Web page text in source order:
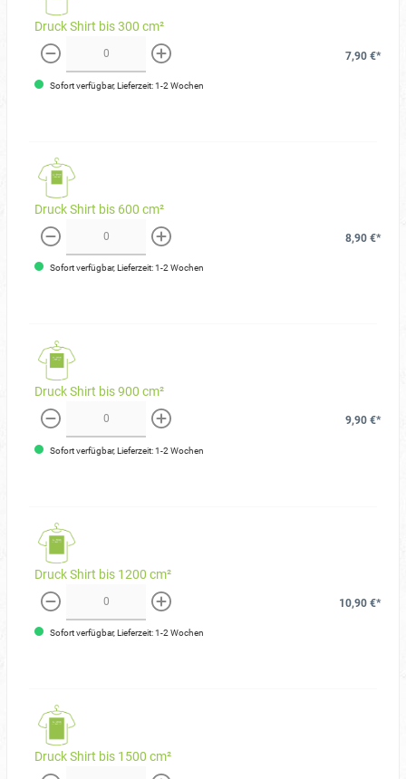
Druck Shirt bis 300 cm²
weniger mehr
7,90 €*
Sofort verfügbar, Lieferzeit: 1-2 Wochen
Druck Shirt bis 600 cm²
weniger mehr
8,90 €*
Sofort verfügbar, Lieferzeit: 1-2 Wochen
Druck Shirt bis 900 cm²
weniger mehr
9,90 €*
Sofort verfügbar, Lieferzeit: 1-2 Wochen
Druck Shirt bis 1200 cm²
weniger mehr
10,90 €*
Sofort verfügbar, Lieferzeit: 1-2 Wochen
Druck Shirt bis 1500 cm²